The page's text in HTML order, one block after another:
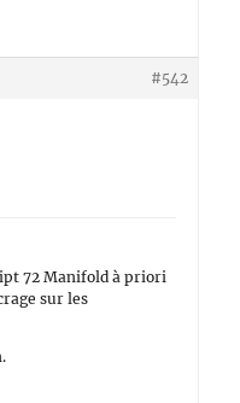
#542
72 Manifold à priori
sur les